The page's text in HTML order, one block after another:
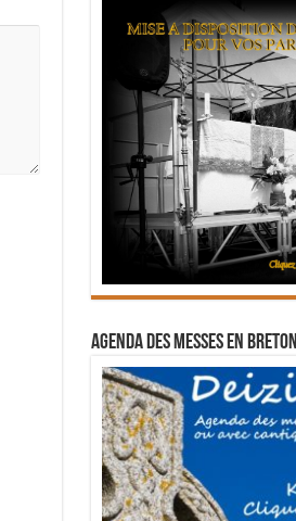
Agenda des messes en breton